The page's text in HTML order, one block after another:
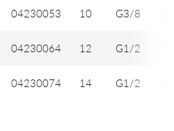
04230053 10 G3/8
04230064 12 G1/2
04230074 14 G1/2